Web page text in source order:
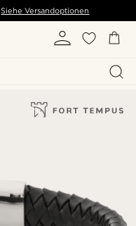
Siehe Versandoptionen